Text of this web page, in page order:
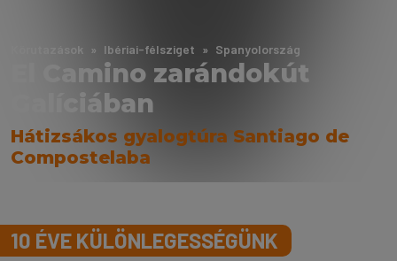
Körutazások Ibériai-félsziget Spanyolország
El Camino zarándokút
Galíciában
Hátizsákos gyalogtúra Santiago de
Compostelaba
10 ÉVE KÜLÖNLEGESSÉGÜNK